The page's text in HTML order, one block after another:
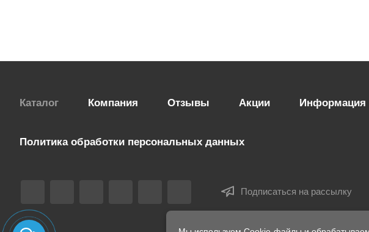
Каталог Компания Отзывы Акции Информация
Политика обработки персональных данных
Подписаться на рассылку